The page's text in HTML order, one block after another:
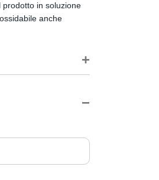
prodotto in soluzione
anche